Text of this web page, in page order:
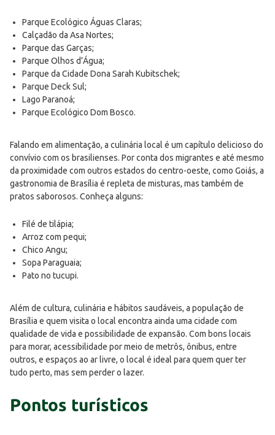
Parque Ecológico Águas Claras;
Calçadão da Asa Nortes;
Parque das Garças;
Parque Olhos d’Água;
Parque da Cidade Dona Sarah Kubitschek;
Parque Deck Sul;
Lago Paranoá;
Parque Ecológico Dom Bosco.
Falando em alimentação, a culinária local é um capítulo delicioso do
convívio com os brasilienses. Por conta dos migrantes e até mesmo
da proximidade com outros estados do centro-oeste, como Goiás, a
gastronomia de Brasília é repleta de misturas, mas também de
pratos saborosos. Conheça alguns:
Filé de tilápia;
Arroz com pequi;
Chico Angu;
Sopa Paraguaia;
Pato no tucupi.
Além de cultura, culinária e hábitos saudáveis, a população de
Brasília e quem visita o local encontra ainda uma cidade com
qualidade de vida e possibilidade de expansão. Com bons locais
para morar, acessibilidade por meio de metrôs, ônibus, entre
outros, e espaços ao ar livre, o local é ideal para quem quer ter
tudo perto, mas sem perder o lazer.
Pontos turísticos